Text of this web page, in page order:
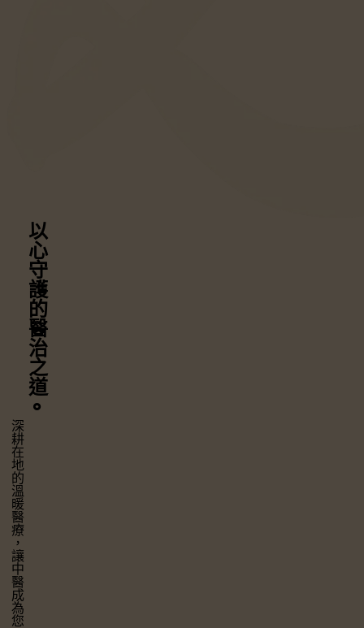
以心守護
的醫治之道
⚬
深耕在地的溫暖醫療，